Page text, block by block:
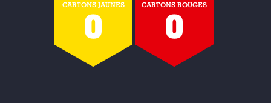
CARTONS JAUNES
0
CARTONS ROUGES
0